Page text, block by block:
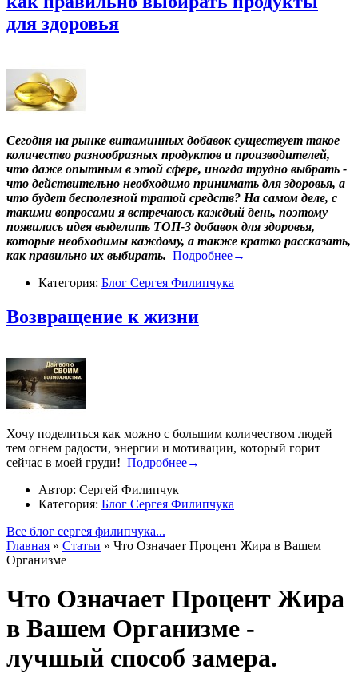
для здоровья
Сегодня на рынке витаминных добавок существует такое
количество разнообразных продуктов и производителей,
что даже опытным в этой сфере, иногда трудно выбрать -
что действительно необходимо принимать для здоровья, а
что будет бесполезной тратой средств? На самом деле, с
такими вопросами я встречаюсь каждый день, поэтому
появилась идея выделить ТОП-3 добавок для здоровья,
которые необходимы каждому, а также кратко рассказать,
как правильно их выбирать. Подробнее→
Категория: Блог Сергея Филипчука
​Возвращение к жизни
Хочу поделиться как можно с большим количеством людей
тем огнем радости, энергии и мотивации, который горит
сейчас в моей груди! Подробнее→
Автор: Сергей Филипчук
Категория: Блог Сергея Филипчука
Все блог сергея филипчука...
Главная » Статьи » Что Означает Процент Жира в Вашем
Организме
Что Означает Процент Жира
в Вашем Организме -
лучшый способ замера.